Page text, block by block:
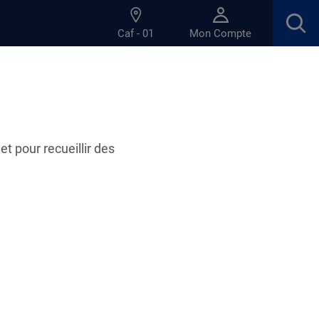
pour recueillir des
Caf - 01 Mon Compte